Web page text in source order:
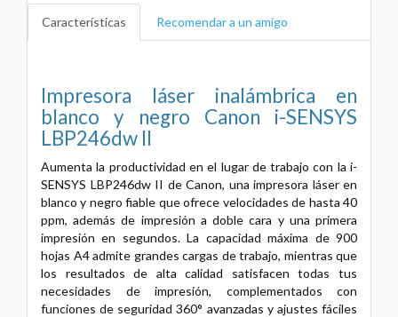
Características Recomendar a un amigo
Impresora láser inalámbrica en
blanco y negro Canon i-SENSYS
LBP246dw II
Aumenta la productividad en el lugar de trabajo con la i-
SENSYS LBP246dw II de Canon, una impresora láser en
blanco y negro fiable que ofrece velocidades de hasta 40
ppm, además de impresión a doble cara y una primera
impresión en segundos. La capacidad máxima de 900
hojas A4 admite grandes cargas de trabajo, mientras que
los resultados de alta calidad satisfacen todas tus
necesidades de impresión, complementados con
funciones de seguridad 360° avanzadas y ajustes fáciles